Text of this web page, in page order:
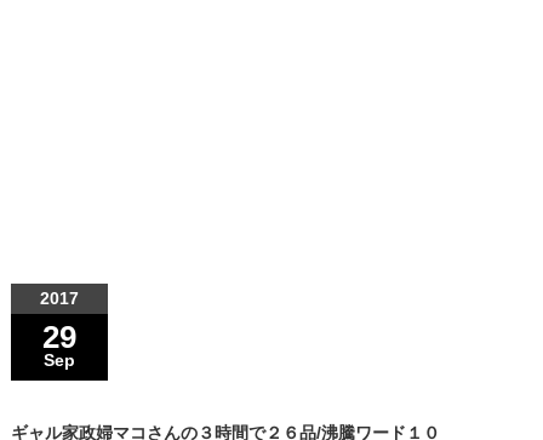
2017
29
Sep
ギャル家政婦マコさんの３時間で２６品/沸騰ワード１０